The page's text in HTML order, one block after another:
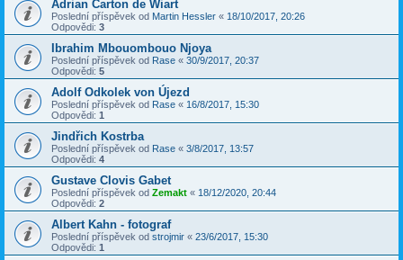
Adrian Carton de Wiart
Poslední příspěvek od Martin Hessler « 18/10/2017, 20:26
Odpovědi: 3
Ibrahim Mbouombouo Njoya
Poslední příspěvek od Rase « 30/9/2017, 20:37
Odpovědi: 5
Adolf Odkolek von Újezd
Poslední příspěvek od Rase « 16/8/2017, 15:30
Odpovědi: 1
Jindřich Kostrba
Poslední příspěvek od Rase « 3/8/2017, 13:57
Odpovědi: 4
Gustave Clovis Gabet
Poslední příspěvek od Zemakt « 18/12/2020, 20:44
Odpovědi: 2
Albert Kahn - fotograf
Poslední příspěvek od strojmir « 23/6/2017, 15:30
Odpovědi: 1